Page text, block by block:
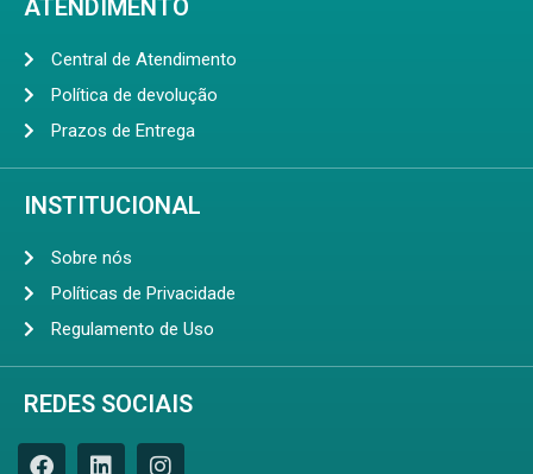
ATENDIMENTO
Central de Atendimento
Política de devolução
Prazos de Entrega
INSTITUCIONAL
Sobre nós
Políticas de Privacidade
Regulamento de Uso
REDES SOCIAIS